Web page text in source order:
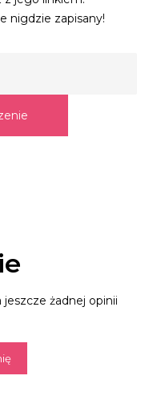
nigdzie zapisany!
jeszcze żadnej opinii